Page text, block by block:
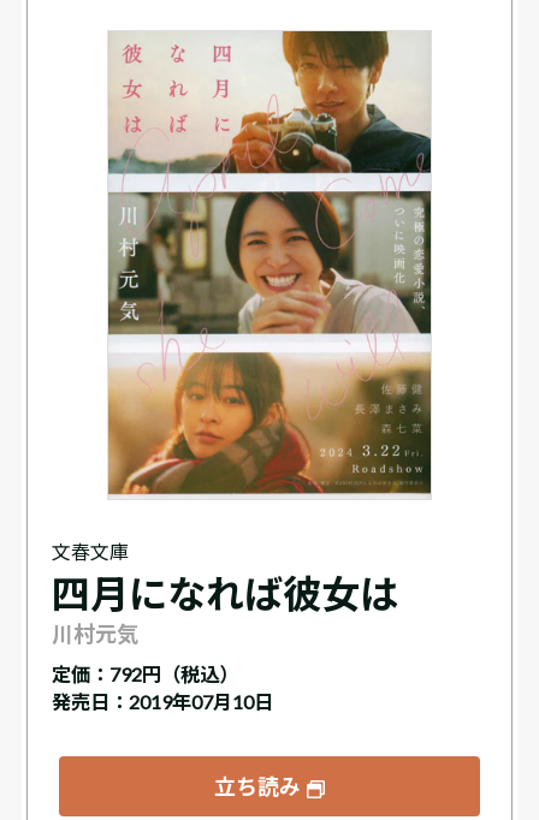
文春文庫
四月になれば彼女は
川村元気
定価： 792円（税込）
発売日：2019年07月10日
立ち読み